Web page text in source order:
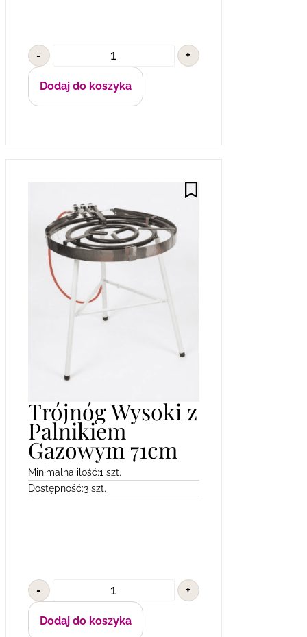
- +
Dodaj do koszyka
Trójnóg Wysoki z
Palnikiem
Gazowym 71cm
Minimalna ilość:1 szt.
Dostępność:3 szt.
- +
Dodaj do koszyka